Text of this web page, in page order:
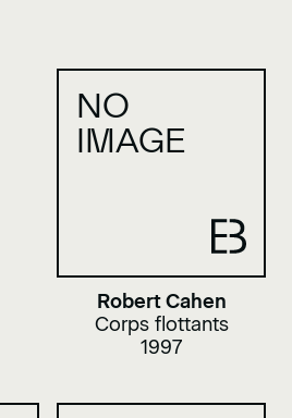
NO
IMAGE
Robert Cahen
Corps flottants
1997